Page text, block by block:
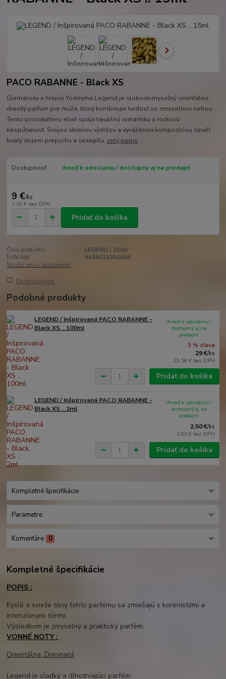
PACO RABANNE - Black XS
Gurmánsky a hrejivý Yodeyma Legend je slobodomyseľný orientálno-
drevitý parfum pre muža, ktorý kombinuje tvrdosť so zmyselnou nehou.
Tento provokatívny elixír spája tajuplnú romantiku a rockovú
nespútanosť. Svojou skvelou výdržou a vyváženou kompozíciou zaručí
trvalý dojem prepychu a sexepílu. celý popis
Dostupnosť ihneď k odoslaniu / dostupný aj na predajni
9 €/ks
7,32 € bez DPH
Pridať do košíka
Číslo produktu:
LEGEND / 15ml
EAN kód:
8436022352698
Strážiť cenu / dostupnosť
Do obľúbených
Podobné produkty
LEGEND / Inšpirovaná PACO RABANNE -
Black XS .. 100ml
3 % zľava
29 €/ks
23,58 € bez DPH
ihneď k odoslaniu /
dostupný aj na
predajni
Pridať do košíka
LEGEND / Inšpirovaná PACO RABANNE -
Black XS .. 2ml
2,50 €/ks
2,03 € bez DPH
ihneď k odoslaniu /
dostupný aj na
predajni
Pridať do košíka
Kompletné špecifikácie
Parametre
Komentáre 0
Kompletné špecifikácie
POPIS :
Kyslé a svieže tóny tohto parfému sa zmiešajú s korenistými a
intenzívnymi tónmi.
Výsledkom je zmyselný a praktický parfém.
VONNÉ NOTY :
Orientálna, Drevnatá
Legend je sladký a dlhotrvajúci parfém.